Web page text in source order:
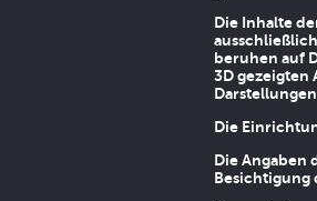
Die Inhalte
beruhen auf
3D gezeigten
Die
Die
Besichtigung